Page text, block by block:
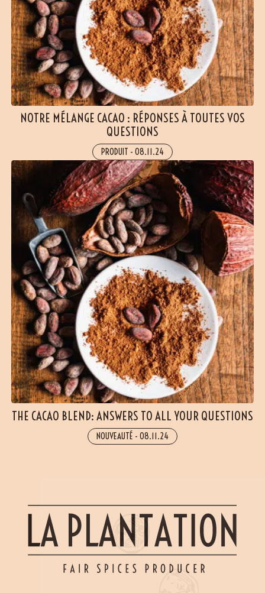
(6 avis)
NOTRE MÉLANGE CACAO : RÉPONSES À TOUTES VOS
QUESTIONS
PRODUIT - 08.11.24
THE CACAO BLEND: ANSWERS TO ALL YOUR QUESTIONS
NOUVEAUTÉ - 08.11.24